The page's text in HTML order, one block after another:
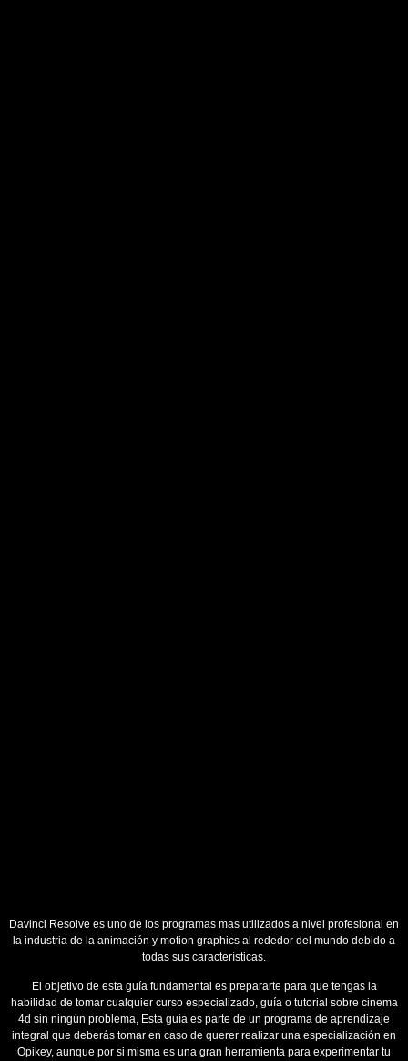
Davinci Resolve es uno de los programas mas utilizados a nivel profesional en
la industria de la animación y motion graphics al rededor del mundo debido a
todas sus características.
El objetivo de esta guía fundamental es prepararte para que tengas la
habilidad de tomar cualquier curso especializado, guía o tutorial sobre cinema
4d sin ningún problema, Esta guía es parte de un programa de aprendizaje
integral que deberás tomar en caso de querer realizar una especialización en
Opikey, aunque por si misma es una gran herramienta para experimentar tu